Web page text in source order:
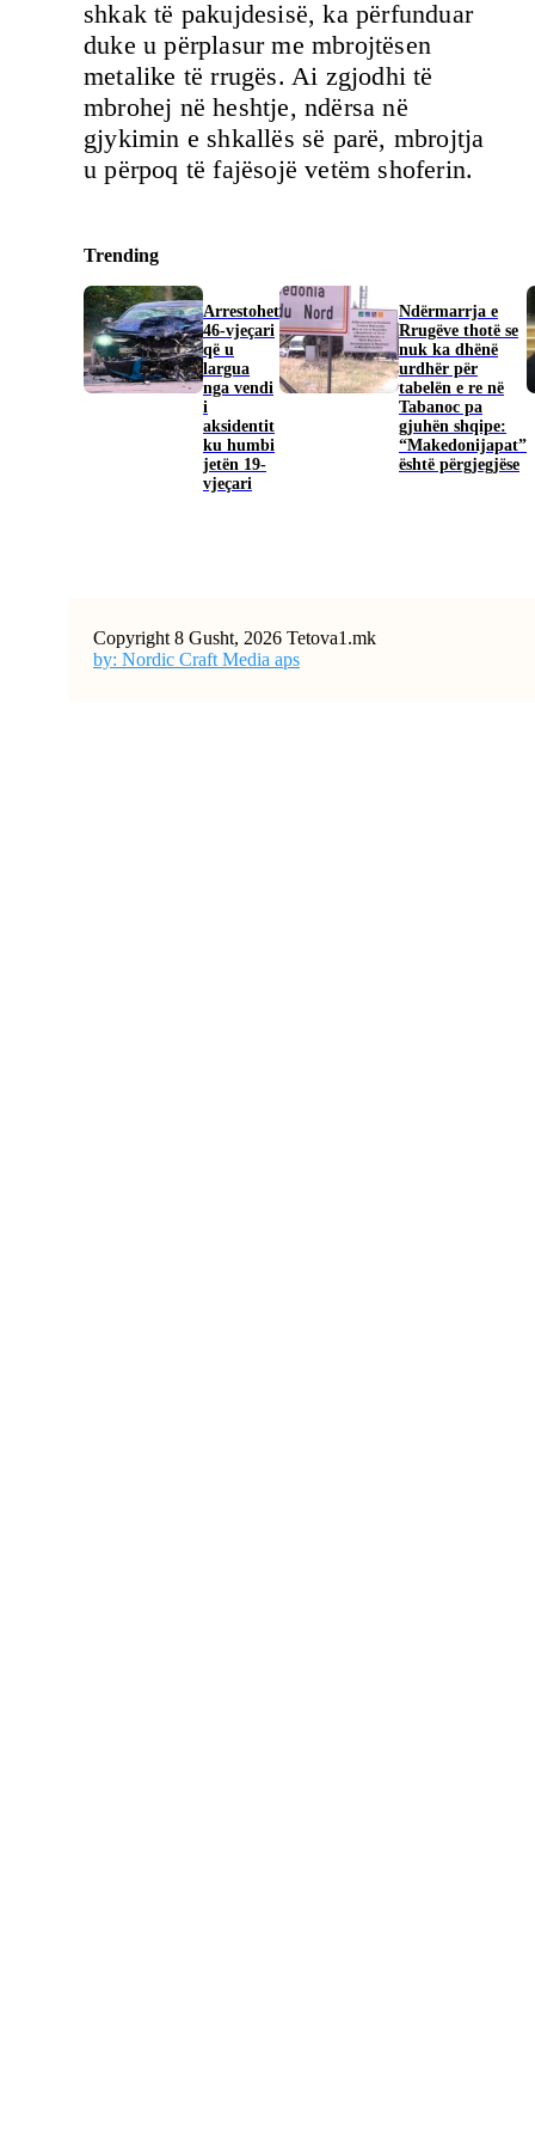
shkak të pakujdesisë, ka përfunduar
duke u përplasur me mbrojtësen
metalike të rrugës. Ai zgjodhi të
mbrohej në heshtje, ndërsa në
gjykimin e shkallës së parë, mbrojtja
u përpoq të fajësojë vetëm shoferin.
Trending
Arrestohet
46-vjeçari
që u
largua
nga vendi
i
aksidentit
ku humbi
jetën 19-
vjeçari
Ndërmarrja e
Rrugëve thotë se
nuk ka dhënë
urdhër për
tabelën e re në
Tabanoc pa
gjuhën shqipe:
“Makedonijapat”
është përgjegjëse
Copyright 8 Gusht, 2026 Tetova1.mk
by: Nordic Craft Media aps